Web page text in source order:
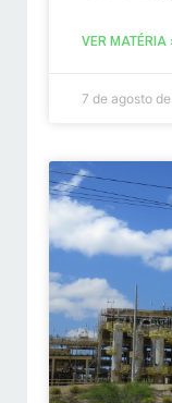
VER MATÉRIA
7 de agosto